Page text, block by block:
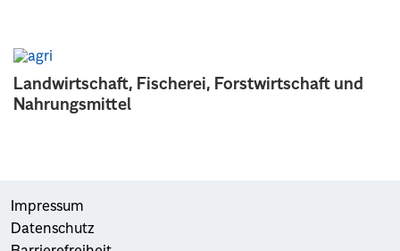
Landwirtschaft, Fischerei, Forstwirtschaft und
Nahrungsmittel
Impressum
Datenschutz